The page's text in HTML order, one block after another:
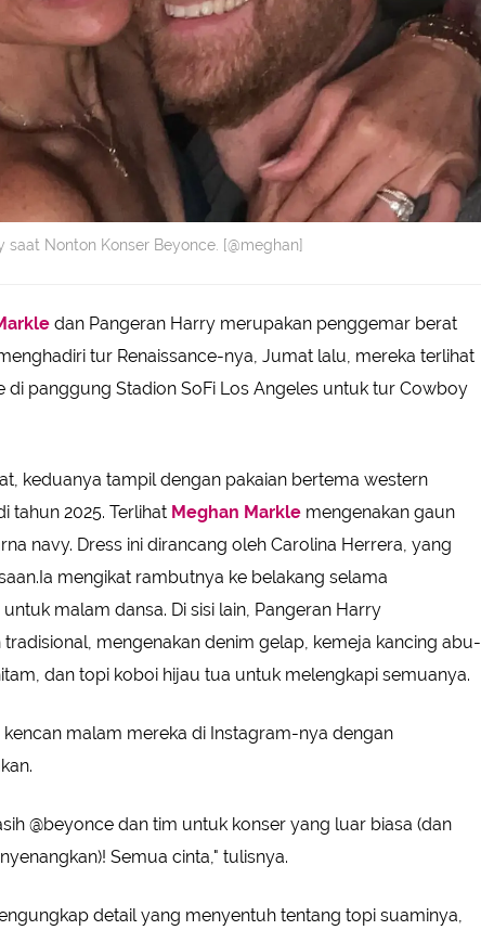
Nonton Konser Beyonce. [@meghan]
dan Pangeran Harry merupakan penggemar berat
tur Renaissance-nya, Jumat lalu, mereka terlihat
di panggung Stadion SoFi Los Angeles untuk tur Cowboy
keduanya tampil dengan pakaian bertema western
tahun 2025. Terlihat Meghan Markle mengenakan gaun
navy. Dress ini dirancang oleh Carolina Herrera, yang
mengikat rambutnya ke belakang selama
malam dansa. Di sisi lain, Pangeran Harry
mengenakan denim gelap, kemeja kancing abu-
dan topi koboi hijau tua untuk melengkapi semuanya.
malam mereka di Instagram-nya dengan
@beyonce dan tim untuk konser yang luar biasa (dan
Semua cinta," tulisnya.
detail yang menyentuh tentang topi suaminya,